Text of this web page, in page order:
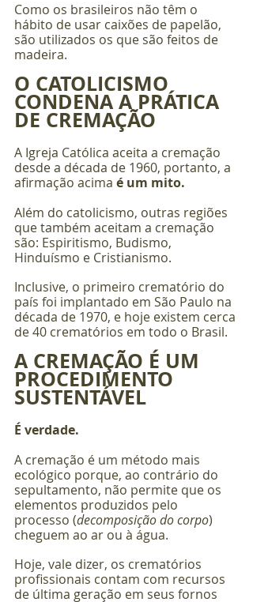
Como os brasileiros não têm o
hábito de usar caixões de papelão,
são utilizados os que são feitos de
madeira.
O CATOLICISMO
CONDENA A PRÁTICA
DE CREMAÇÃO
A Igreja Católica aceita a cremação
desde a década de 1960, portanto, a
afirmação acima é um mito.
Além do catolicismo, outras regiões
que também aceitam a cremação
são: Espiritismo, Budismo,
Hinduísmo e Cristianismo.
Inclusive, o primeiro crematório do
país foi implantado em São Paulo na
década de 1970, e hoje existem cerca
de 40 crematórios em todo o Brasil.
A CREMAÇÃO É UM
PROCEDIMENTO
SUSTENTÁVEL
É verdade.
A cremação é um método mais
ecológico porque, ao contrário do
sepultamento, não permite que os
elementos produzidos pelo
processo (decomposição do corpo)
cheguem ao ar ou à água.
Hoje, vale dizer, os crematórios
profissionais contam com recursos
de última geração em seus fornos